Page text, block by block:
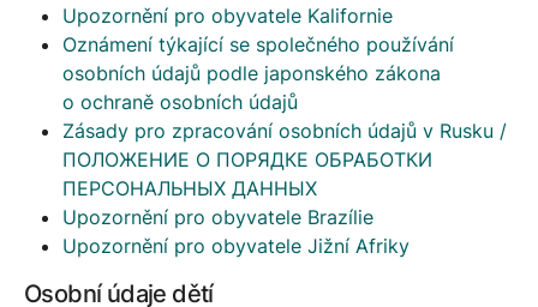
Upozornění pro obyvatele Kalifornie
Oznámení týkající se společného používání
osobních údajů podle japonského zákona
o ochraně osobních údajů
Zásady pro zpracování osobních údajů v Rusku /
ПОЛОЖЕНИЕ О ПОРЯДКЕ ОБРАБОТКИ
ПЕРСОНАЛЬНЫХ ДАННЫХ
Upozornění pro obyvatele Brazílie
Upozornění pro obyvatele Jižní Afriky
Osobní údaje dětí